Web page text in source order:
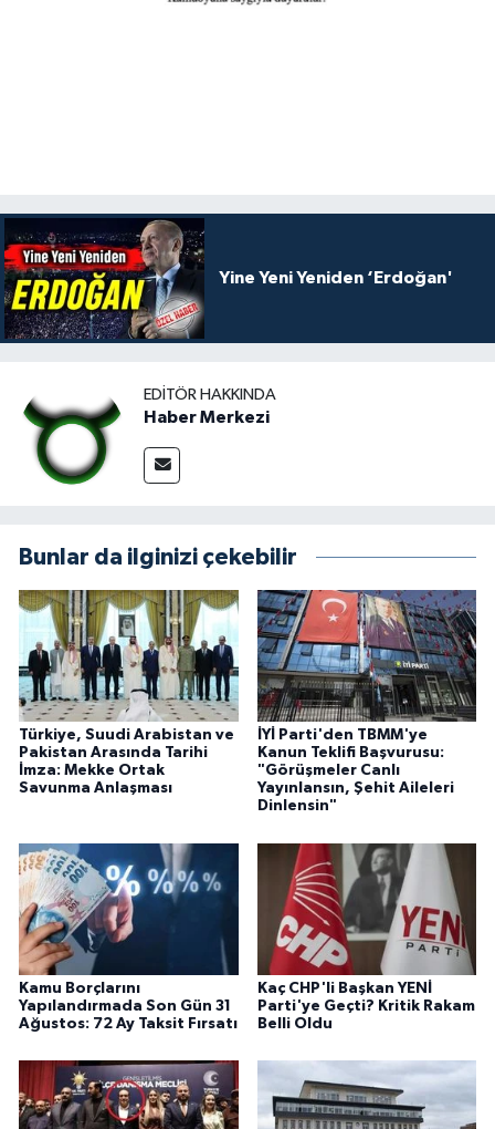
Yine Yeni Yeniden ‘Erdoğan'
EDITÖR HAKKINDA
Haber Merkezi
Bunlar da ilginizi çekebilir
Türkiye, Suudi Arabistan ve
Pakistan Arasında Tarihi
İmza: Mekke Ortak
Savunma Anlaşması
İYİ Parti'den TBMM'ye
Kanun Teklifi Başvurusu:
"Görüşmeler Canlı
Yayınlansın, Şehit Aileleri
Dinlensin"
Kamu Borçlarını
Yapılandırmada Son Gün 31
Ağustos: 72 Ay Taksit Fırsatı
Kaç CHP'li Başkan YENİ
Parti'ye Geçti? Kritik Rakam
Belli Oldu